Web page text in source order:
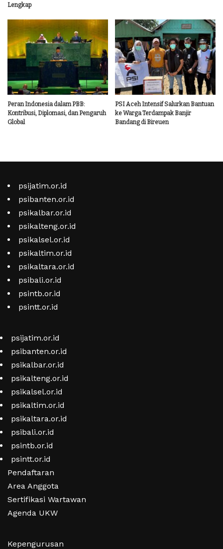
Lengkap
Peran Indonesia dalam PBB:
Kontribusi, Diplomasi, dan Pengaruh
Global
PSI Aceh Intensif Salurkan Bantuan
ke Warga Terdampak Banjir
Bandang di Bireuen
psijatim.or.id
psibanten.or.id
psikalbar.or.id
psikalteng.or.id
psikalsel.or.id
psikaltim.or.id
psikaltara.or.id
psibali.or.id
psintb.or.id
psintt.or.id
psijatim.or.id
psibanten.or.id
psikalbar.or.id
psikalteng.or.id
psikalsel.or.id
psikaltim.or.id
psikaltara.or.id
psibali.or.id
psintb.or.id
psintt.or.id
Pendaftaran
Area Anggota
Sertifikasi Wartawan
Agenda UKW
Kepengurusan